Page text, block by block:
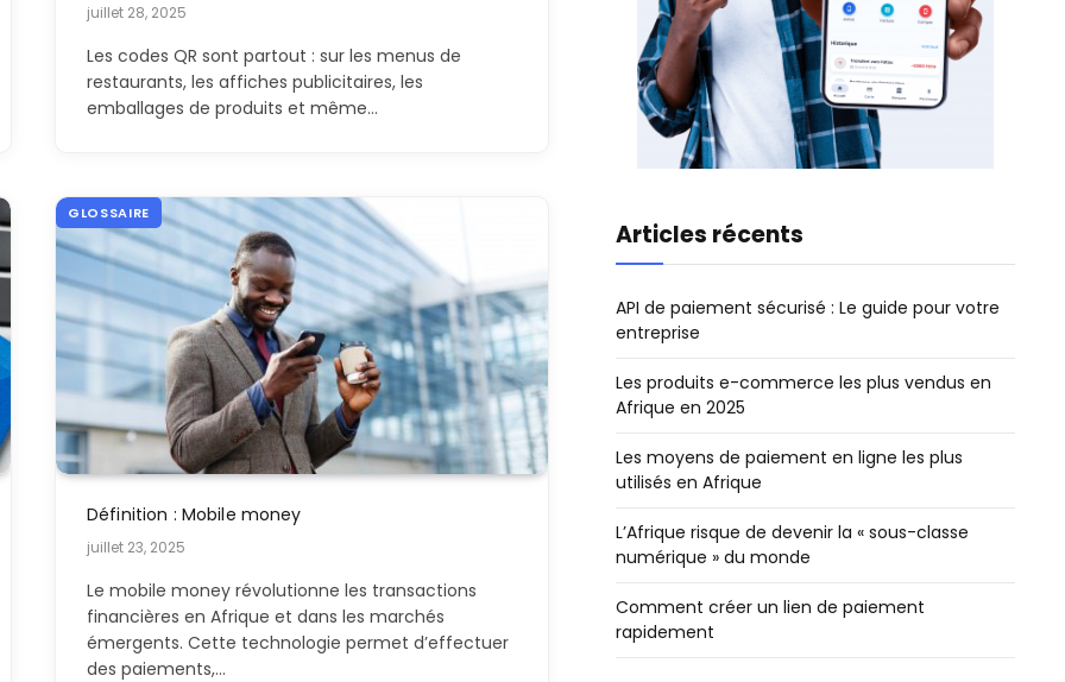
juillet 28, 2025
Les codes QR sont partout : sur les menus de
restaurants, les affiches publicitaires, les
emballages de produits et même…
GLOSSAIRE
Définition : Mobile money
juillet 23, 2025
Le mobile money révolutionne les transactions
financières en Afrique et dans les marchés
émergents. Cette technologie permet d’effectuer
des paiements,…
Articles récents
API de paiement sécurisé : Le guide pour votre
entreprise
Les produits e-commerce les plus vendus en
Afrique en 2025
Les moyens de paiement en ligne les plus
utilisés en Afrique
L’Afrique risque de devenir la « sous-classe
numérique » du monde
Comment créer un lien de paiement
rapidement